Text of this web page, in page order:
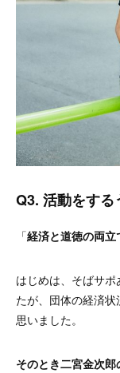
Q3. 活動をする
「経済と道徳の両立
はじめは、そばサ
たが、団体の経済
思いました。
そのとき二宮金次